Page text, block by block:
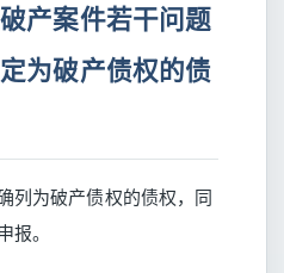
产案件若干问题
为破产债权的债
列为破产债权的债权，同
报。